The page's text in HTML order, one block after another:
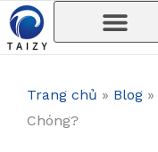
Nhảy
tới
dungTrang chủ » Blog »
Chóng?